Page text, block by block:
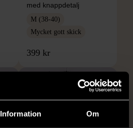
Information Om
med knappdetalj
M (38-40)
Mycket gott skick
399 kr